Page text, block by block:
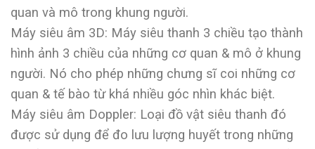
quan và mô trong khung người.
Máy siêu âm 3D: Máy siêu thanh 3 chiều tạo thành
hình ảnh 3 chiều của những cơ quan & mô ở khung
người. Nó cho phép những chưng sĩ coi những cơ
quan & tế bào từ khá nhiều góc nhìn khác biệt.
Máy siêu âm Doppler: Loại đồ vật siêu thanh đó
được sử dụng để đo lưu lượng huyết trong những